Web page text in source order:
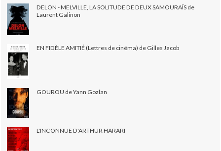
DELON - MELVILLE, LA SOLITUDE DE DEUX SAMOURAÏS de
Laurent Galinon
EN FIDÈLE AMITIÉ (Lettres de cinéma) de Gilles Jacob
GOUROU de Yann Gozlan
L'INCONNUE D'ARTHUR HARARI